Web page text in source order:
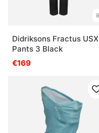
Didriksons Fractus USX
Pants 3 Black
€169